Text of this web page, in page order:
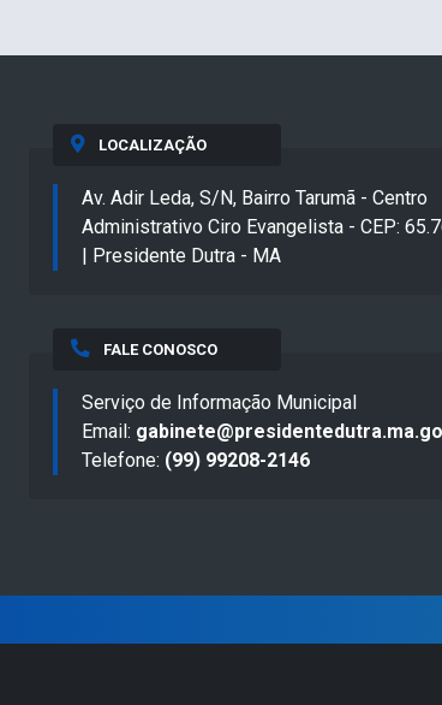
LOCALIZAÇÃO
Av. Adir Leda, S/N, Bairro Tarumã - Centro
Administrativo Ciro Evangelista - CEP:
| Presidente Dutra - MA
FALE CONOSCO
Serviço de Informação Municipal
Email:
Telefone: (99) 99208-2146